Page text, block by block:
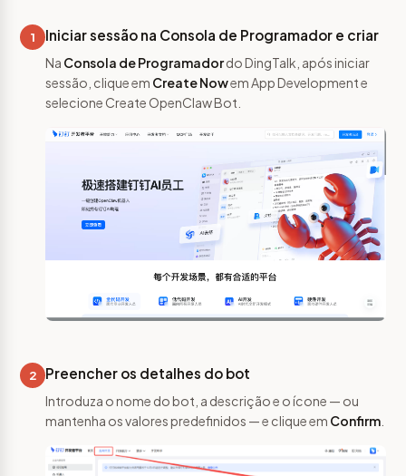
1 Iniciar sessão na Consola de Programador e criar
Na Consola de Programadordo DingTalk, após iniciar
sessão, clique em Create Nowem App Development e
selecione Create OpenClaw Bot.
2 Preencher os detalhes do bot
Introduza o nome do bot, a descrição e o ícone — ou
mantenha os valores predefinidos — e clique em Confirm